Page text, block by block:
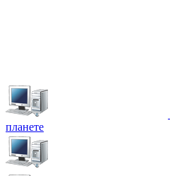
планете